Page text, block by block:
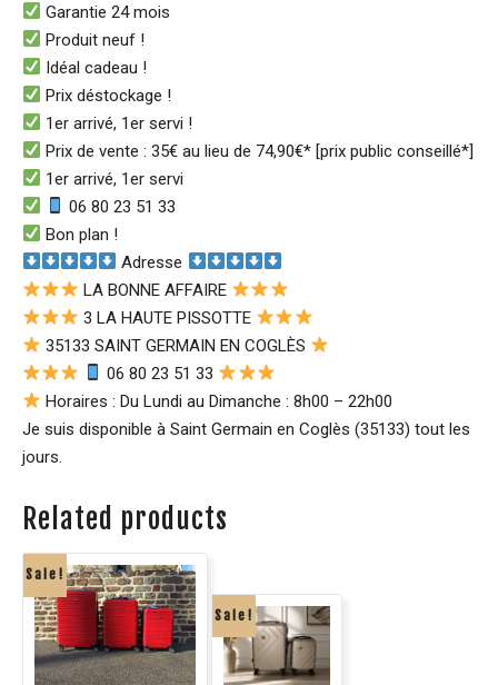
Garantie 24 mois
Produit neuf !
Idéal cadeau !
Prix déstockage !
1er arrivé, 1er servi !
Prix de vente : 35€ au lieu de 74,90€* [prix public conseillé*]
1er arrivé, 1er servi
06 80 23 51 33
Bon plan !
Adresse
LA BONNE AFFAIRE
3 LA HAUTE PISSOTTE
35133 SAINT GERMAIN EN COGLÈS
06 80 23 51 33
Horaires : Du Lundi au Dimanche : 8h00 – 22h00
Je suis disponible à Saint Germain en Coglès (35133) tout les
jours.
Related products
Sale!
Sale!